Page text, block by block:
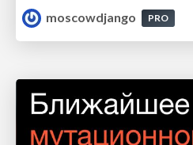
moscowdjango
PRO